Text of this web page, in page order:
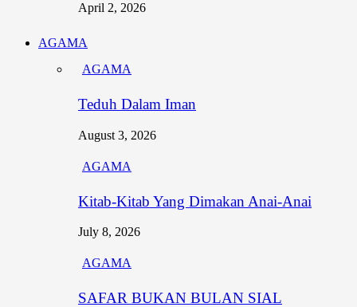
April 2, 2026
AGAMA
AGAMA
Teduh Dalam Iman
August 3, 2026
AGAMA
Kitab-Kitab Yang Dimakan Anai-Anai
July 8, 2026
AGAMA
SAFAR BUKAN BULAN SIAL